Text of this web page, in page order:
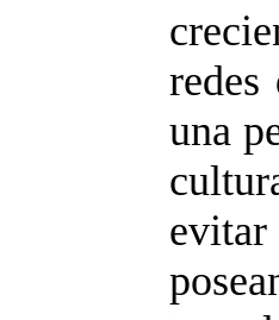
una
evitar